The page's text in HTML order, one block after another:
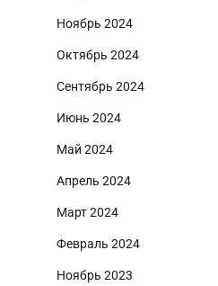
Ноябрь 2024
Октябрь 2024
Сентябрь 2024
Июнь 2024
Май 2024
Апрель 2024
Март 2024
Февраль 2024
Ноябрь 2023